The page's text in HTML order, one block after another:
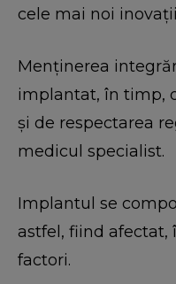
cele mai noi
Menținerea
implantat, în timp,
și de respectarea
medicul specialist.
Implantul se
astfel, fiind afectat,
factori.